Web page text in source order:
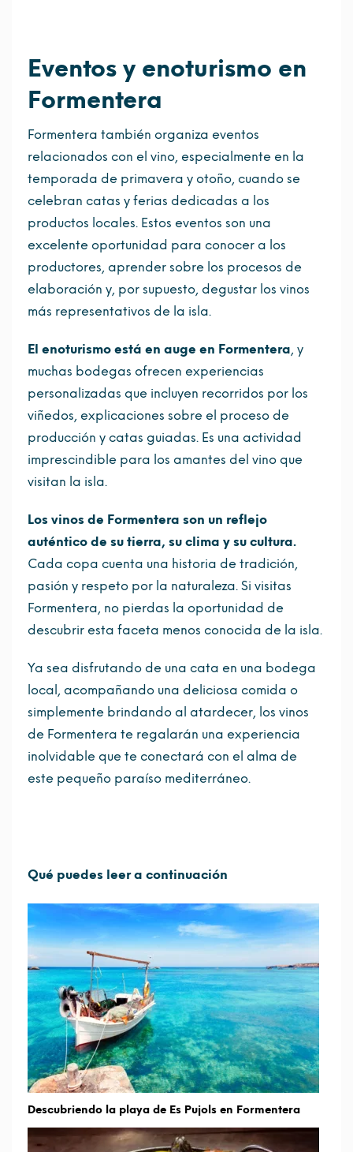
Eventos y enoturismo en
Formentera
Formentera también organiza eventos
relacionados con el vino, especialmente en la
temporada de primavera y otoño, cuando se
celebran catas y ferias dedicadas a los
productos locales. Estos eventos son una
excelente oportunidad para conocer a los
productores, aprender sobre los procesos de
elaboración y, por supuesto, degustar los vinos
más representativos de la isla.
El enoturismo está en auge en Formentera, y
muchas bodegas ofrecen experiencias
personalizadas que incluyen recorridos por los
viñedos, explicaciones sobre el proceso de
producción y catas guiadas. Es una actividad
imprescindible para los amantes del vino que
visitan la isla.
Los vinos de Formentera son un reflejo
auténtico de su tierra, su clima y su cultura.
Cada copa cuenta una historia de tradición,
pasión y respeto por la naturaleza. Si visitas
Formentera, no pierdas la oportunidad de
descubrir esta faceta menos conocida de la isla.
Ya sea disfrutando de una cata en una bodega
local, acompañando una deliciosa comida o
simplemente brindando al atardecer, los vinos
de Formentera te regalarán una experiencia
inolvidable que te conectará con el alma de
este pequeño paraíso mediterráneo.
Qué puedes leer a continuación
Descubriendo la playa de Es Pujols en Formentera